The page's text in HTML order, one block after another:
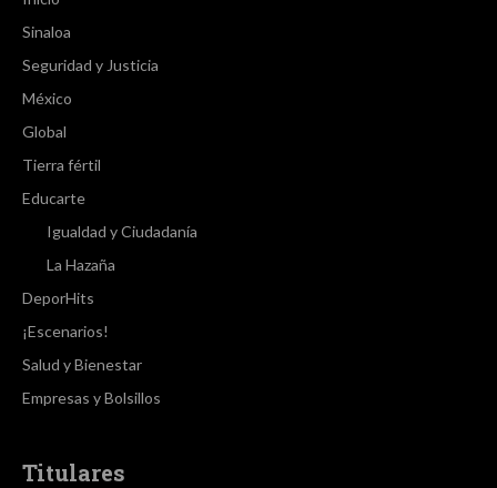
Sinaloa
Seguridad y Justicia
México
Global
Tierra fértil
Educarte
Igualdad y Ciudadanía
La Hazaña
DeporHits
¡Escenarios!
Salud y Bienestar
Empresas y Bolsillos
Titulares